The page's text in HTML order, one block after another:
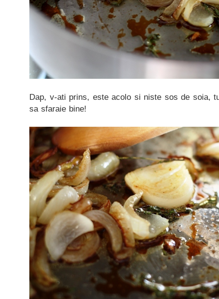
Dap, v-ati prins, este acolo si niste sos de soia,
sa sfaraie bine!